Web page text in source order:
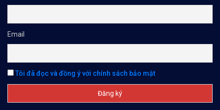
Email
Tôi đã đọc và đồng ý với chính sách bảo mật